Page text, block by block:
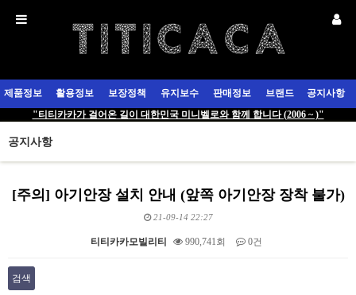
제품정보 활용정보 보장정책 유지보수 판매정보 브랜드
공지사항
"티티카카가 걸어온 길이 대한민국 미니벨로와 함께 합니다 (2006 ~ )"
공지사항
[주의] 아기안장 설치 안내 (앞쪽 아기안장 장착 불가)
21-09-14 22:27
티티카카모빌리티 990,741회 0건
검색